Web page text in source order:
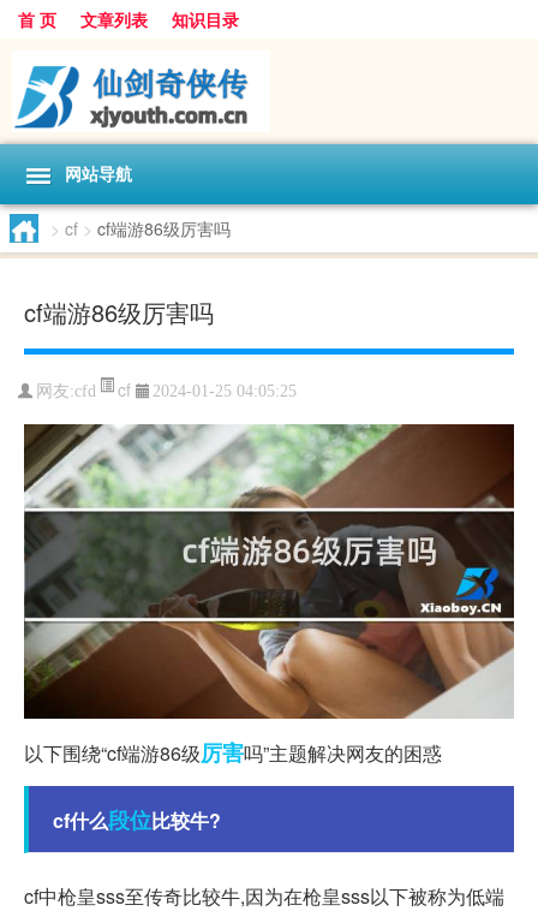
首 页 文章列表 知识目录
网站导航
> cf > cf端游86级厉害吗
cf端游86级厉害吗
网友:cfd cf 2024-01-25 04:05:25
以下围绕“cf端游86级厉害吗”主题解决网友的困惑
cf什么段位比较牛?
cf中枪皇sss至传奇比较牛,因为在枪皇sss以下被称为低端